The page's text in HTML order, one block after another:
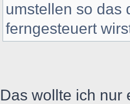
umstellen so das
ferngesteuert
Das wollte ich nur